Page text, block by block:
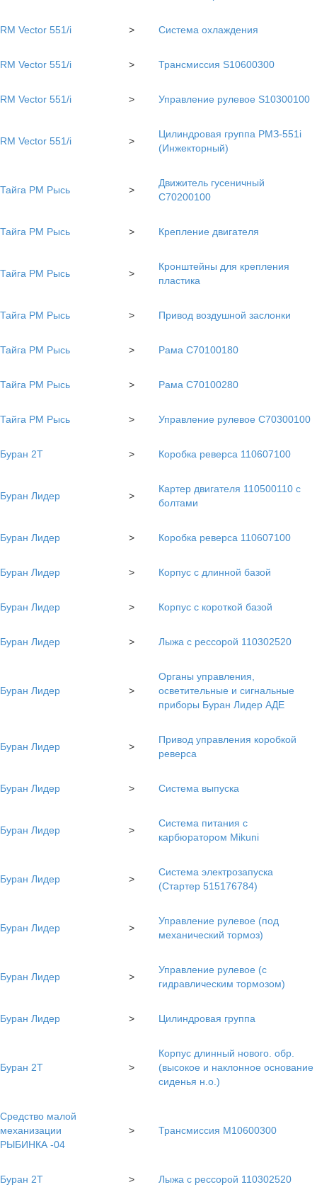
RM Vector 551/i > Система охлаждения
RM Vector 551/i > Трансмиссия S10600300
RM Vector 551/i > Управление рулевое S10300100
RM Vector 551/i >
Цилиндровая группа РМЗ-551i
(Инжекторный)
Тайга РМ Рысь >
Движитель гусеничный
C70200100
Тайга РМ Рысь > Крепление двигателя
Тайга РМ Рысь >
Кронштейны для крепления
пластика
Тайга РМ Рысь > Привод воздушной заслонки
Тайга РМ Рысь > Рама C70100180
Тайга РМ Рысь > Рама C70100280
Тайга РМ Рысь > Управление рулевое C70300100
Буран 2Т > Коробка реверса 110607100
Буран Лидер >
Картер двигателя 110500110 с
болтами
Буран Лидер > Коробка реверса 110607100
Буран Лидер > Корпус с длинной базой
Буран Лидер > Корпус с короткой базой
Буран Лидер > Лыжа с рессорой 110302520
Буран Лидер >
Органы управления,
осветительные и сигнальные
приборы Буран Лидер АДЕ
Буран Лидер >
Привод управления коробкой
реверса
Буран Лидер > Система выпуска
Буран Лидер >
Система питания с
карбюратором Mikuni
Буран Лидер >
Система электрозапуска
(Стартер 515176784)
Буран Лидер >
Управление рулевое (под
механический тормоз)
Буран Лидер >
Управление рулевое (с
гидравлическим тормозом)
Буран Лидер > Цилиндровая группа
Буран 2Т >
Корпус длинный нового. обр.
(высокое и наклонное основание
сиденья н.о.)
Средство малой
механизации
РЫБИНКА -04
> Трансмиссия М10600300
Буран 2Т > Лыжа с рессорой 110302520